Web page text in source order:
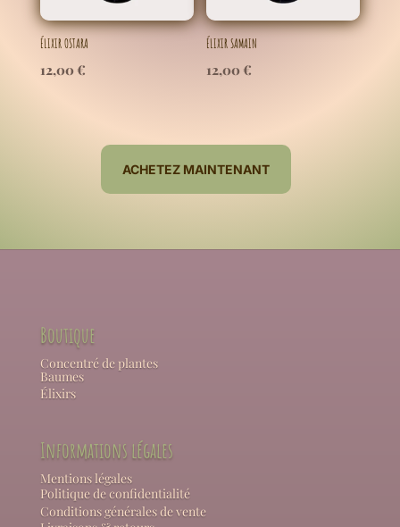
ÉLIXIR OSTARA
12,00 €
ÉLIXIR SAMAIN
12,00 €
ACHETEZ MAINTENANT
Boutique
Concentré de plantes
Baumes
Élixirs
Informations légales
Mentions légales
Politique de confidentialité
Conditions générales de vente